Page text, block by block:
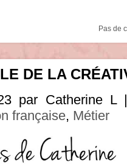
Pas de
DE LA
par Catherine L
française, Métier